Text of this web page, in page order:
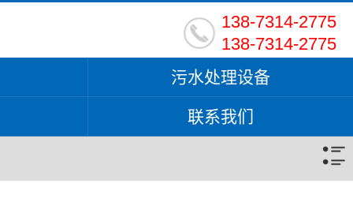
138-7314-2775
138-7314-2775
污水处理设备
联系我们